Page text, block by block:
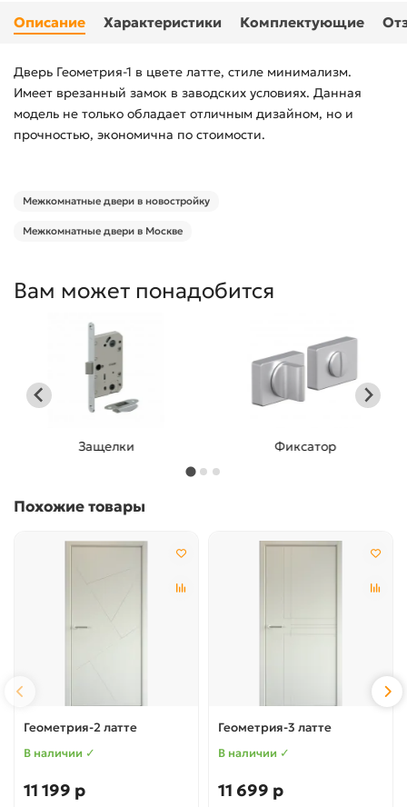
Описание Характеристики Комплектующие
Дверь Геометрия-1 в цвете латте, стиле минимализм.
Имеет врезанный замок в заводских условиях. Данная
модель не только обладает отличным дизайном, но и
прочностью, экономична по стоимости.
Межкомнатные двери в новостройку
Межкомнатные двери в Москве
Вам может понадобится
Защелки Фиксатор
Похожие товары
Геометрия-2 латте
В наличии ✓
11 199 р
Геометрия-3 латте
В наличии ✓
11 699 р